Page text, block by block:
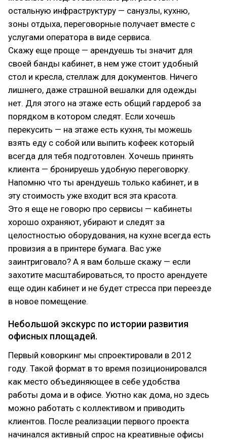
остальную инфраструктуру — санузлы, кухню,
зоны отдыха, переговорные получает вместе с
услугами оператора в виде сервиса.
Скажу еще проще — арендуешь ты значит для
своей банды кабинет, в нем уже стоит удобный
стол и кресла, стеллаж для документов. Ничего
лишнего, даже страшной вешалки для одежды
нет. Для этого на этаже есть общий гардероб за
порядком в котором следят. Если хочешь
перекусить — на этаже есть кухня, ты можешь
взять еду с собой или выпить кофеек который
всегда для тебя подготовлен. Хочешь принять
клиента — бронируешь удобную переговорку.
Напомню что ты арендуешь только кабинет, и в
эту стоимость уже входит вся эта красота.
Это я еще не говорю про сервисы — кабинеты
хорошо охраняют, убирают и следят за
целостностью оборудования, на кухне всегда есть
провизия а в принтере бумага. Вас уже
заинтриговало? А я вам больше скажу — если
захотите масштабироваться, то просто арендуете
еще один кабинет и не будет стресса при переезде
в новое помещение.
Небольшой экскурс по истории развития
офисных площадей.
Первый коворкинг мы спроектировали в 2012
году. Такой формат в то время позиционировался
как место объединяющее в себе удобства
работы дома и в офисе. Уютно как дома, но здесь
можно работать с коллективом и приводить
клиентов. После реализации первого проекта
начинался активный спрос на креативные офисы